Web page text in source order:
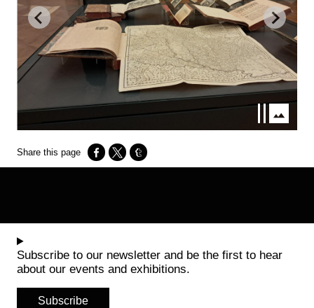
Opens in a new window
Opens in a new window
Opens in a new window
Subscribe to our newsletter and be the first to hear
about our events and exhibitions.
Subscribe